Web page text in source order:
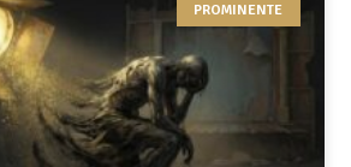
PROMINENTE